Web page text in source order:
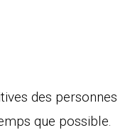
des personnes
que possible.